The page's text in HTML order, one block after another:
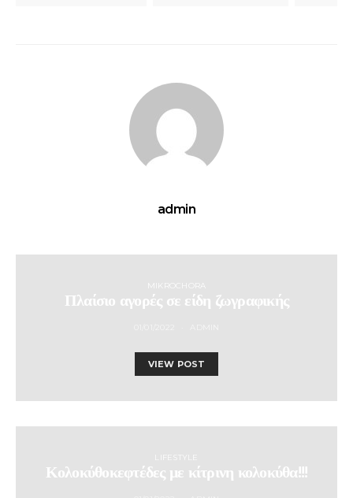
admin
MIKROCHORA
Πλαίσιο αγορές σε είδη ζωγραφικής
VIEW POST
LIFESTYLE
Κολοκύθοκεφτέδες με κίτρινη κολοκύθα!!!